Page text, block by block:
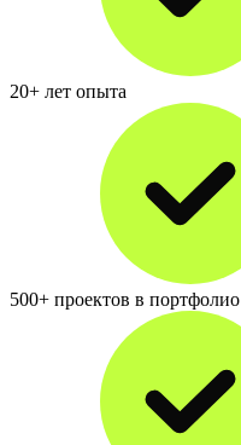
20+ лет опыта
500+ проектов в портфолио